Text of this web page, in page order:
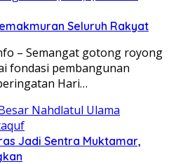
Seluruh Rakyat
– Semangat gotong royong
fondasi pembangunan
Hari…
Jadi Sentra Muktamar,